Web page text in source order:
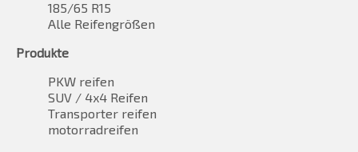
185/65 R15
Alle Reifengrößen
Produkte
PKW reifen
SUV / 4x4 Reifen
Transporter reifen
motorradreifen